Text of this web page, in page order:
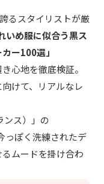
るスタイリストが厳
いめ服に似合う黒ス
ー100選」
心地を徹底検証。
けて、リアルなレ
ンス）」の
っぽく洗練されたデ
ムードを掛け合わ